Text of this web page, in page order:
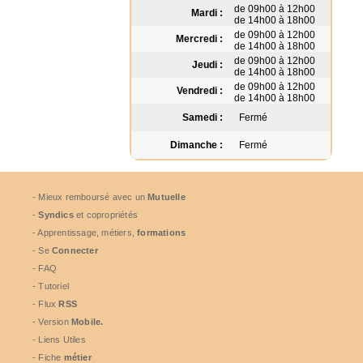
Mardi :
de 09h00 à 12h00
de 14h00 à 18h00
Mercredi :
de 09h00 à 12h00
de 14h00 à 18h00
Jeudi :
de 09h00 à 12h00
de 14h00 à 18h00
Vendredi :
de 09h00 à 12h00
de 14h00 à 18h00
Samedi :
Fermé
Dimanche : Fermé
- Mieux remboursé avec unMutuelle
-Syndicset copropriétés
- Apprentissage, métiers,formations
- Se Connecter
- FAQ
- Tutoriel
- FluxRSS
- Version Mobile.
- Liens Utiles
- Fiche métier